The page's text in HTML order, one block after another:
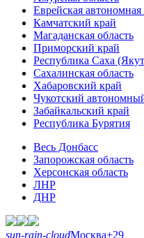
Еврейская автономная
Камчатский край
Магаданская область
Приморский край
Республика Саха
Сахалинская область
Хабаровский край
Чукотский
Забайкальский край
Республика Бурятия
Весь Донбасс
Запорожская область
Херсонская область
ЛНР
ДНР
sun-rain-cloudМосква+29